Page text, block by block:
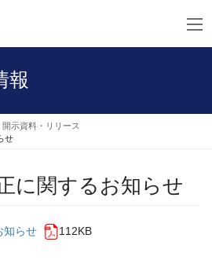
報
開示資料・リリース
せ
に関するお知らせ
知らせ 112KB